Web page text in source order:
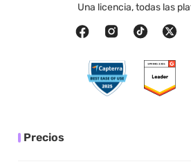
Una licencia, todas las
Precios